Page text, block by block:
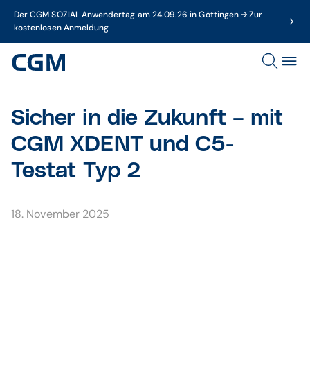
Der CGM SOZIAL Anwendertag am 24.09.26 in Göttingen → Zur
kostenlosen Anmeldung
Sicher in die Zukunft – mit
CGM XDENT und C5-
Testat Typ 2
18. November 2025